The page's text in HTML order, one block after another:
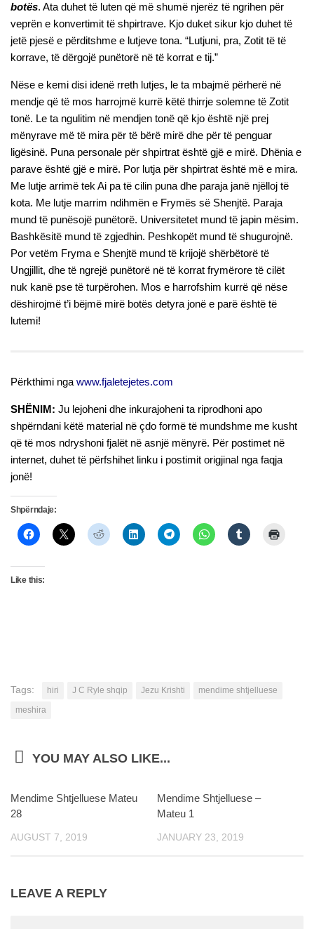
botës. Ata duhet të luten që më shumë njerëz të ngrihen për
veprën e konvertimit të shpirtrave. Kjo duket sikur kjo duhet të
jetë pjesë e përditshme e lutjeve tona. “Lutjuni, pra, Zotit të të
korrave, të dërgojë punëtorë në të korrat e tij.”
Nëse e kemi disi idenë rreth lutjes, le ta mbajmë përherë në
mendje që të mos harrojmë kurrë këtë thirrje solemne të Zotit
tonë. Le ta ngulitim në mendjen tonë që kjo është një prej
mënyrave më të mira për të bërë mirë dhe për të penguar
ligësinë. Puna personale për shpirtrat është gjë e mirë. Dhënia e
parave është gjë e mirë. Por lutja për shpirtrat është më e mira.
Me lutje arrimë tek Ai pa të cilin puna dhe paraja janë njëlloj të
kota. Me lutje marrim ndihmën e Frymës së Shenjtë. Paraja
mund të punësojë punëtorë. Universitetet mund të japin mësim.
Bashkësitë mund të zgjedhin. Peshkopët mund të shugurojnë.
Por vetëm Fryma e Shenjtë mund të krijojë shërbëtorë të
Ungjillit, dhe të ngrejë punëtorë në të korrat frymërore të cilët
nuk kanë pse të turpërohen. Mos e harrofshim kurrë që nëse
dëshirojmë t’i bëjmë mirë botës detyra jonë e parë është të
lutemi!
Përkthimi nga www.fjaletejetes.com
SHËNIM: Ju lejoheni dhe inkurajoheni ta riprodhoni apo
shpërndani këtë material në çdo formë të mundshme me kusht
që të mos ndryshoni fjalët në asnjë mënyrë. Për postimet në
internet, duhet të përfshihet linku i postimit origjinal nga faqja
jonë!
Shpërndaje:
Like this:
Tags: hiri J C Ryle shqip Jezu Krishti
mendime shtjelluese
meshira
YOU MAY ALSO LIKE...
Mendime Shtjelluese Mateu
28
AUGUST 7, 2019
Mendime Shtjelluese –
Mateu 1
JANUARY 23, 2019
LEAVE A REPLY